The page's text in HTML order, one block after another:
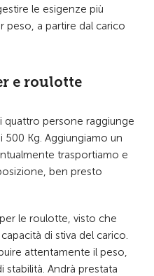
le esigenze più
peso, a partire dal carico
e roulotte
quattro persone raggiunge
Kg. Aggiungiamo un
trasportiamo e
ben presto
le roulotte, visto che
di stiva del carico.
attentamente il peso,
stabilità. Andrà prestata